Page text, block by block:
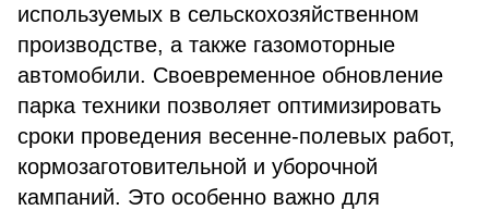
используемых в сельскохозяйственном
производстве, а также газомоторные
автомобили. Своевременное обновление
парка техники позволяет оптимизировать
сроки проведения весенне-полевых работ,
кормозаготовительной и уборочной
кампаний. Это особенно важно для